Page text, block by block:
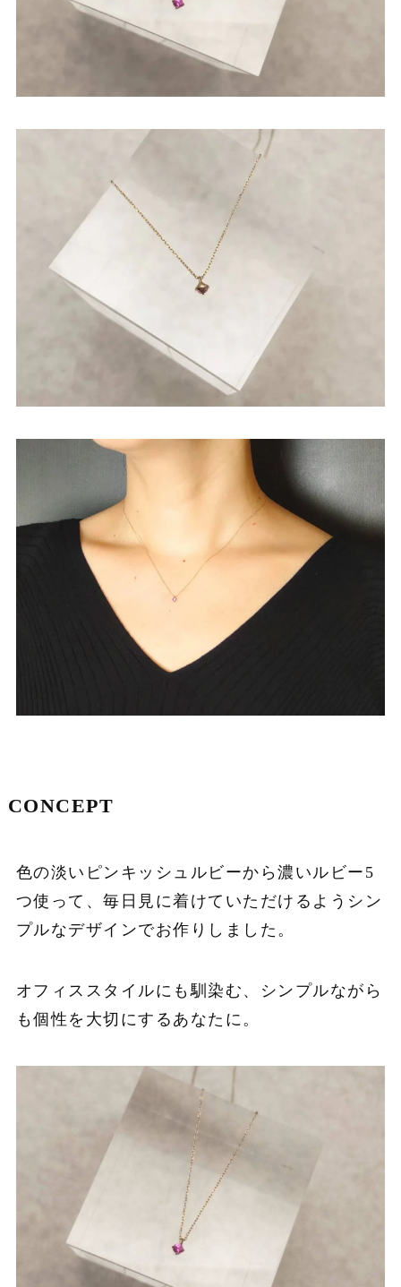
CONCEPT
色の淡いピンキッシュルビーから濃いルビー5
つ使って、毎日見に着けていただけるようシン
プルなデザインでお作りしました。
オフィススタイルにも馴染む、シンプルながら
も個性を大切にするあなたに。